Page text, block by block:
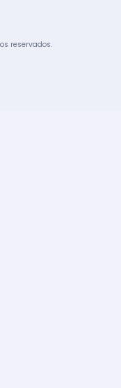
reservados.